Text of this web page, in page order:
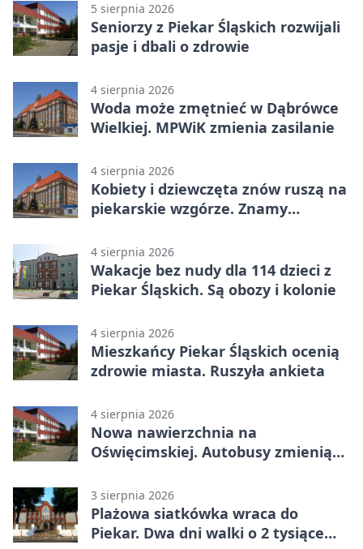
5 sierpnia 2026
Seniorzy z Piekar Śląskich rozwijali
pasje i dbali o zdrowie
4 sierpnia 2026
Woda może zmętnieć w Dąbrówce
Wielkiej. MPWiK zmienia zasilanie
4 sierpnia 2026
Kobiety i dziewczęta znów ruszą na
piekarskie wzgórze. Znamy
4 sierpnia 2026
Wakacje bez nudy dla 114 dzieci z
Piekar Śląskich. Są obozy i kolonie
4 sierpnia 2026
Mieszkańcy Piekar Śląskich ocenią
zdrowie miasta. Ruszyła ankieta
4 sierpnia 2026
Nowa nawierzchnia na
Oświęcimskiej. Autobusy zmienią
3 sierpnia 2026
Plażowa siatkówka wraca do
Piekar. Dwa dni walki o 2 tysiące